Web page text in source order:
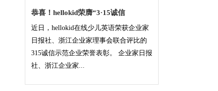
恭喜！hellokid荣膺“3·15诚信
近日，hellokid在线少儿英语荣获企业家
日报社、浙江企业家理事会联合评比的
315诚信示范企业荣誉表彰。 企业家日报
社、浙江企业家...